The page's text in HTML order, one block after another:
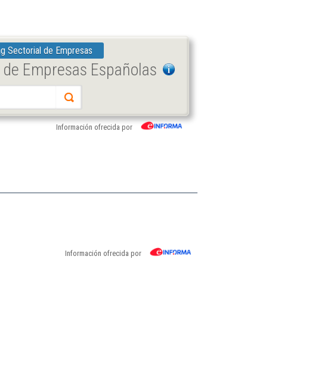
Sectorial de Empresas
Empresas Españolas
Información ofrecida por
Información ofrecida por